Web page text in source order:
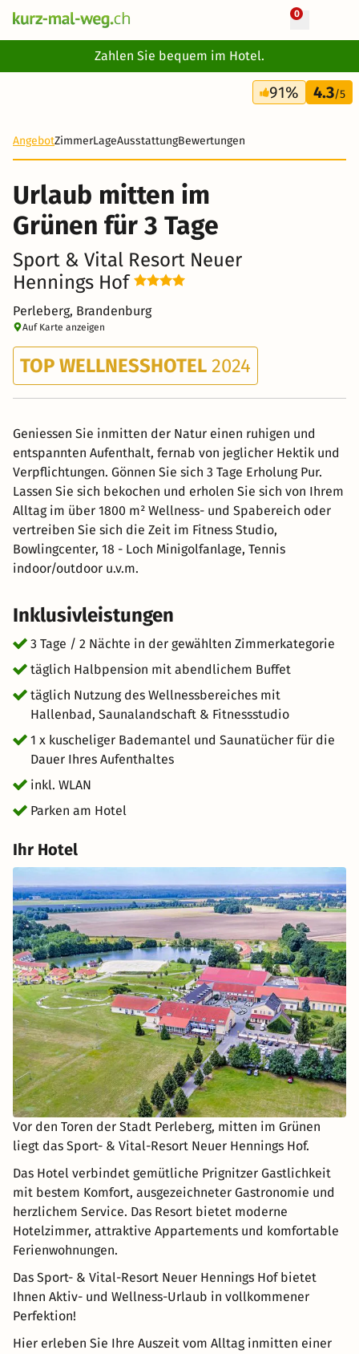
0
Zahlen Sie bequem im Hotel.
3 Tage
206 CHF
91% 4.3/5
AngebotZimmerLageAusstattungBewertungen
Urlaub mitten im
Grünen für 3 Tage
Sport & Vital Resort Neuer
Hennings Hof
Perleberg, Brandenburg
Auf Karte anzeigen
TOP WELLNESSHOTEL 2024
Geniessen Sie inmitten der Natur einen ruhigen und
entspannten Aufenthalt, fernab von jeglicher Hektik und
Verpflichtungen. Gönnen Sie sich 3 Tage Erholung Pur.
Lassen Sie sich bekochen und erholen Sie sich von Ihrem
Alltag im über 1800 m² Wellness- und Spabereich oder
vertreiben Sie sich die Zeit im Fitness Studio,
Bowlingcenter, 18 - Loch Minigolfanlage, Tennis
indoor/outdoor u.v.m.
Inklusivleistungen
3 Tage / 2 Nächte in der gewählten Zimmerkategorie
täglich Halbpension mit abendlichem Buffet
täglich Nutzung des Wellnessbereiches mit
Hallenbad, Saunalandschaft & Fitnessstudio
1 x kuscheliger Bademantel und Saunatücher für die
Dauer Ihres Aufenthaltes
inkl. WLAN
Parken am Hotel
Ihr Hotel
Vor den Toren der Stadt Perleberg, mitten im Grünen
liegt das Sport- & Vital-Resort Neuer Hennings Hof.
Das Hotel verbindet gemütliche Prignitzer Gastlichkeit
mit bestem Komfort, ausgezeichneter Gastronomie und
herzlichem Service. Das Resort bietet moderne
Hotelzimmer, attraktive Appartements und komfortable
Ferienwohnungen.
Das Sport- & Vital-Resort Neuer Hennings Hof bietet
Ihnen Aktiv- und Wellness-Urlaub in vollkommener
Perfektion!
Hier erleben Sie Ihre Auszeit vom Alltag inmitten einer